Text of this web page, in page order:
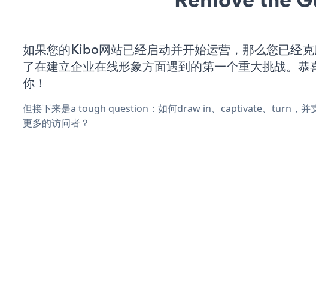
如果您的Kibo网站已经启动并开始运营，那么您已经
了在建立企业在线形象方面遇到的第一个重大挑战。恭
你！
但接下来是a tough question：如何draw in、captivate、turn，并
更多的访问者？